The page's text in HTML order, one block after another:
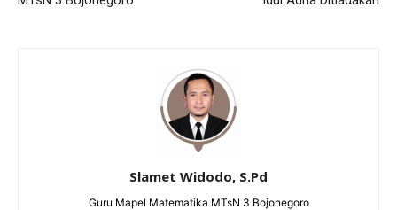
Slamet Widodo, S.Pd
Guru Mapel Matematika MTsN 3 Bojonegoro